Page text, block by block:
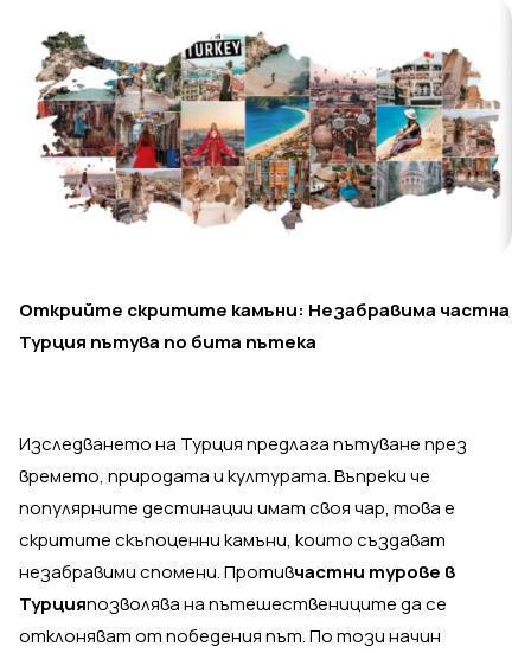
Открийте скритите камъни: Незабравима частна
Турция пътува по бита пътека
Изследването на Турция предлага пътуване през
времето, природата и културата. Въпреки че
популярните дестинации имат своя чар, това е
скритите скъпоценни камъни, които създават
незабравими спомени. Противчастни турове в
Турцияпозволява на пътешествениците да се
отклоняват от победения път. По този начин